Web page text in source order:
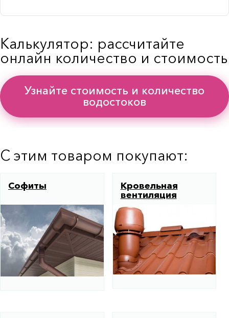
Калькулятор: рассчитайте
онлайн количество и стоимость
Узнайте стоимость и количество
водостоков
С этим товаром покупают:
Софиты
Кровельная
вентиляция